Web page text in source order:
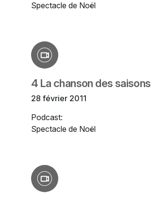
Spectacle de Noël
4 La chanson des saisons
28 février 2011
Podcast:
Spectacle de Noël